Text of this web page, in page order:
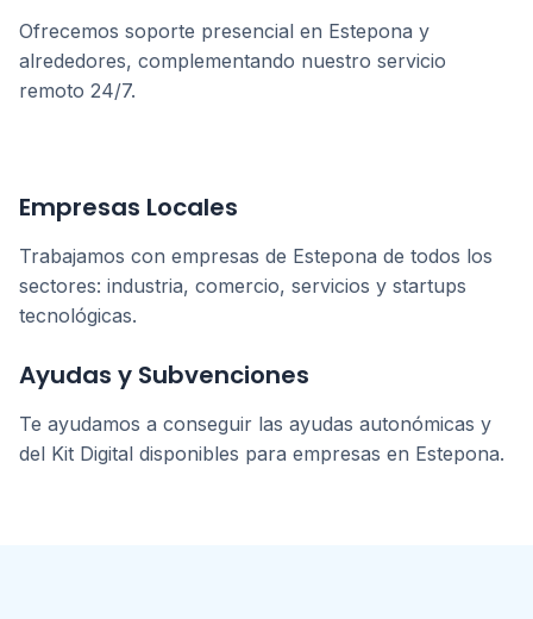
Ofrecemos soporte presencial en Estepona y
alrededores, complementando nuestro servicio
remoto 24/7.
Empresas Locales
Trabajamos con empresas de Estepona de todos los
sectores: industria, comercio, servicios y startups
tecnológicas.
Ayudas y Subvenciones
Te ayudamos a conseguir las ayudas autonómicas y
del Kit Digital disponibles para empresas en Estepona.